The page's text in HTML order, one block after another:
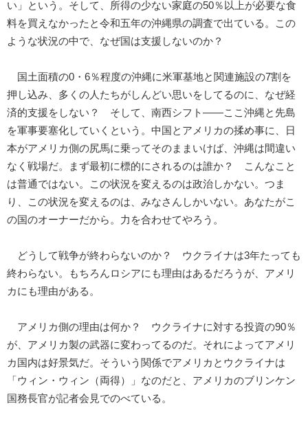
い」という。そして、所得の少ない家庭の50％以上が必要な食
料を買えなかったと令和五年の沖縄県の調査で出ている。この
ような状況の中で、なぜ国は支援しないのか？
国土面積の0・6％程度の沖縄に米軍基地と関連施設の7割を
押し込み、多くの人たちがしんどい思いをしてるのに、なぜ経
済的支援をしない？ そして、南西シフト――ここ沖縄と先島
を軍事要塞化していくという。中国とアメリカの揉め事に、日
本がアメリカ側の尻馬に乗ってそのままいけば、沖縄は間違い
なく戦場だ。まず最初に標的にされるのは誰か？ こんなこと
は普通ではない。この状況を変えるのは政治しかない。つま
り、この状況を変えるのは、みなさんしかいない。あなたがこ
の国のオーナーだから。力を合わせてやろう。
どうして戦争が終わらないのか？ ウクライナは3年たっても
終わらない。もちろんロシアにも理由はあるだろうが、アメリ
カにも理由がある。
アメリカ側の理由は何か？ ウクライナに対する投資の90％
が、アメリカ製の武器に変わってるのだ。それによってアメリ
カ国内は好景気だ。そういう関係でアメリカとウクライナは
「ウィン・ウィン（両得）」なのだと、アメリカのブリンケン
国務長官が記者会見でのべている。